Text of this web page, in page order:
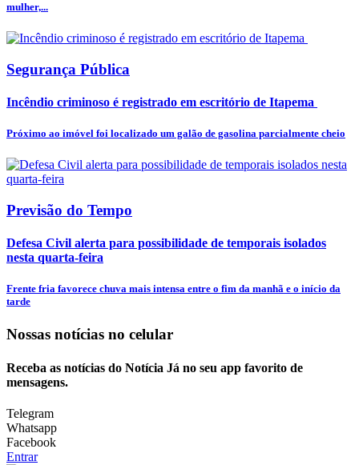
mulher,...
Segurança Pública
Incêndio criminoso é registrado em escritório de Itapema
Próximo ao imóvel foi localizado um galão de gasolina parcialmente cheio
Previsão do Tempo
Defesa Civil alerta para possibilidade de temporais isolados
nesta quarta-feira
Frente fria favorece chuva mais intensa entre o fim da manhã e o início da
tarde
Nossas notícias no celular
Receba as notícias do Notícia Já no seu app favorito de
mensagens.
Telegram
Whatsapp
Facebook
Entrar